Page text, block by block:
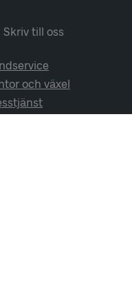
Skriv till oss
och växel